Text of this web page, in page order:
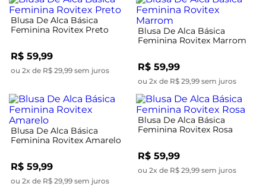
Blusa De Alca Básica
Feminina Rovitex Preto
R$ 59,99
ou 2x de R$ 29,99 sem juros
Blusa De Alca Básica
Feminina Rovitex Marrom
R$ 59,99
ou 2x de R$ 29,99 sem juros
Blusa De Alca Básica
Feminina Rovitex Amarelo
R$ 59,99
ou 2x de R$ 29,99 sem juros
Blusa De Alca Básica
Feminina Rovitex Rosa
R$ 59,99
ou 2x de R$ 29,99 sem juros